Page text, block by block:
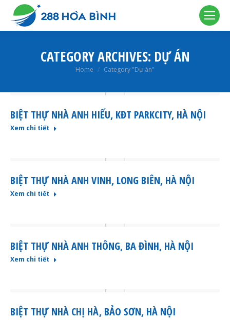
CATEGORY ARCHIVES: DỰ ÁN
You are here:
Home Category "Dự án"
BIỆT THỰ NHÀ ANH HIẾU, KĐT PARKCITY, HÀ NỘI
Xem chi tiết
BIỆT THỰ NHÀ ANH VINH, LONG BIÊN, HÀ NỘI
Xem chi tiết
BIỆT THỰ NHÀ ANH THÔNG, BA ĐÌNH, HÀ NỘI
Xem chi tiết
BIỆT THỰ NHÀ CHỊ HÀ, BẢO SƠN, HÀ NỘI